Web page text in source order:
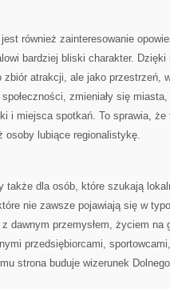
również zainteresowanie
bardziej bliski charakter.
zbiór atrakcji, ale jako przestrzeń,
zmieniały się miasta,
i miejsca spotkań. To sprawia,
osoby lubiące regionalistykę.
także dla osób, które szukają
nie zawsze pojawiają się w
dawnym przemysłem, życiem na
przedsiębiorcami,
strona buduje wizerunek